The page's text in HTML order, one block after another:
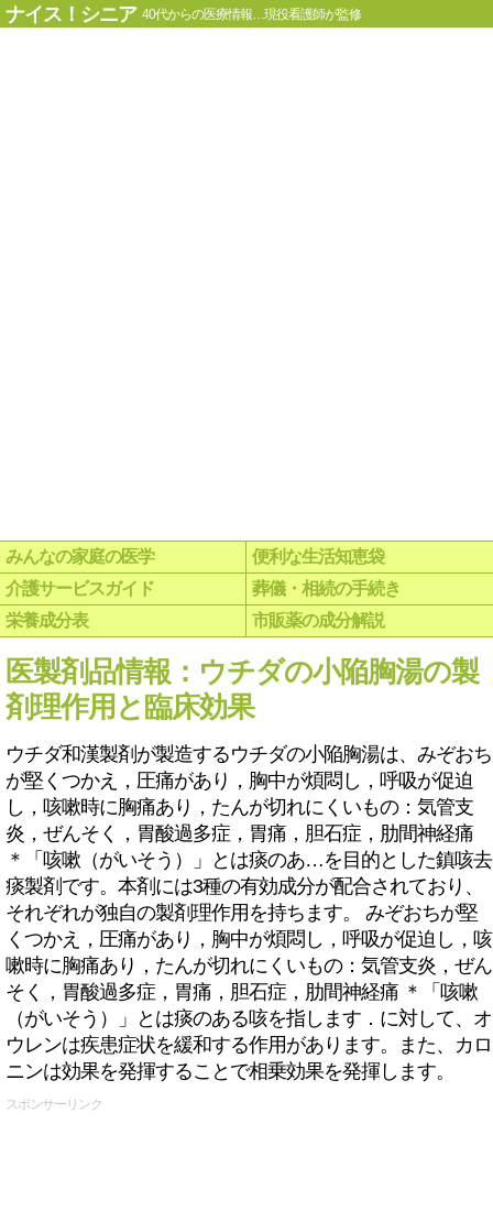
ナイス！シニア 40代からの医療情報…現役看護師が監修
みんなの家庭の医学
便利な生活知恵袋
介護サービスガイド
葬儀・相続の手続き
栄養成分表
市販薬の成分解説
医製剤品情報：ウチダの小陥胸湯の製
剤理作用と臨床効果
ウチダ和漢製剤が製造するウチダの小陥胸湯は、みぞおち
が堅くつかえ，圧痛があり，胸中が煩悶し，呼吸が促迫
し，咳嗽時に胸痛あり，たんが切れにくいもの：気管支
炎，ぜんそく，胃酸過多症，胃痛，胆石症，肋間神経痛
＊「咳嗽（がいそう）」とは痰のあ…を目的とした鎮咳去
痰製剤です。本剤には3種の有効成分が配合されており、
それぞれが独自の製剤理作用を持ちます。 みぞおちが堅
くつかえ，圧痛があり，胸中が煩悶し，呼吸が促迫し，咳
嗽時に胸痛あり，たんが切れにくいもの：気管支炎，ぜん
そく，胃酸過多症，胃痛，胆石症，肋間神経痛 ＊「咳嗽
（がいそう）」とは痰のある咳を指します．に対して、オ
ウレンは疾患症状を緩和する作用があります。また、カロ
ニンは効果を発揮することで相乗効果を発揮します。
スポンサーリンク